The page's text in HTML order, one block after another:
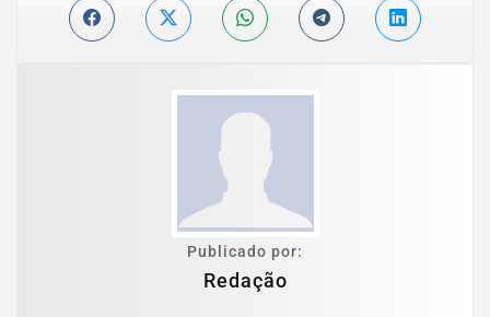
Publicado por:
Redação